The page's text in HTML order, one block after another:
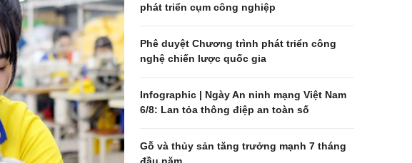
phát triển cụm công nghiệp
Phê duyệt Chương trình phát triển công
nghệ chiến lược quốc gia
Infographic | Ngày An ninh mạng Việt Nam
6/8: Lan tỏa thông điệp an toàn số
Gỗ và thủy sản tăng trưởng mạnh 7 tháng
đầu năm